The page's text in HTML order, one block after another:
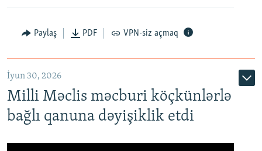
Paylaş PDF VPN-siz açmaq
İyun 30, 2026
Milli Məclis məcburi köçkünlərlə
bağlı qanuna dəyişiklik etdi